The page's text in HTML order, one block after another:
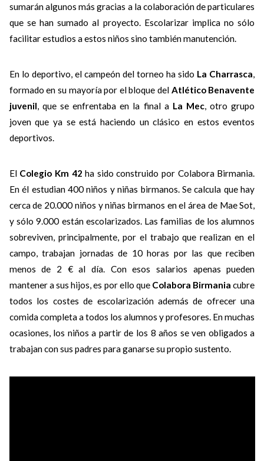
sumarán algunos más gracias a la colaboración de particulares
que se han sumado al proyecto. Escolarizar implica no sólo
facilitar estudios a estos niños sino también manutención.
En lo deportivo, el campeón del torneo ha sido La Charrasca,
formado en su mayoría por el bloque del Atlético Benavente
juvenil, que se enfrentaba en la final a La Mec, otro grupo
joven que ya se está haciendo un clásico en estos eventos
deportivos.
El Colegio Km 42 ha sido construido por Colabora Birmania.
En él estudian 400 niños y niñas birmanos. Se calcula que hay
cerca de 20.000 niños y niñas birmanos en el área de Mae Sot,
y sólo 9.000 están escolarizados. Las familias de los alumnos
sobreviven, principalmente, por el trabajo que realizan en el
campo, trabajan jornadas de 10 horas por las que reciben
menos de 2 € al día. Con esos salarios apenas pueden
mantener a sus hijos, es por ello que Colabora Birmania cubre
todos los costes de escolarización además de ofrecer una
comida completa a todos los alumnos y profesores. En muchas
ocasiones, los niños a partir de los 8 años se ven obligados a
trabajan con sus padres para ganarse su propio sustento.​